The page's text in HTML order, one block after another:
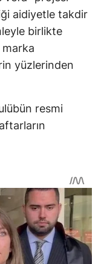
aidiyetle takdir
birlikte
marka
yüzlerinden
resmi